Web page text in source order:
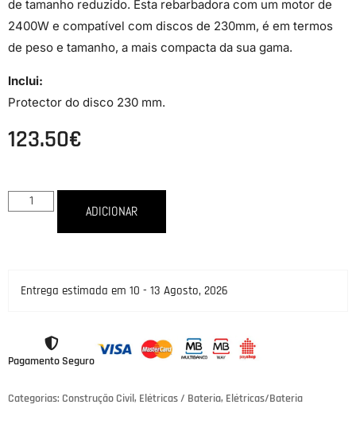
de tamanho reduzido. Esta rebarbadora com um motor de
2400W e compatível com discos de 230mm, é em termos
de peso e tamanho, a mais compacta da sua gama.
Inclui:
Protector do disco 230 mm.
123.50€
ADICIONAR
Entrega estimada em 10 - 13 Agosto, 2026
Pagamento Seguro
Categorias: Construção Civil, Elétricas / Bateria, Elétricas/Bateria